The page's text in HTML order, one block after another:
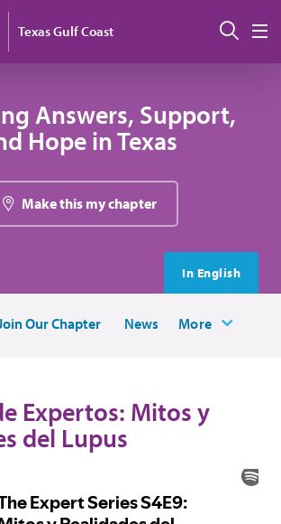
Texas Gulf Coast
Answers, Support,
Hope in Texas
Make this my chapter
In English
Our Chapter News More
Expertos: Mitos y
del Lupus